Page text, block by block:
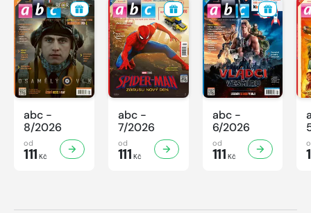
abc -
8/2026
od
111 Kč
abc -
7/2026
od
111 Kč
abc -
6/2026
od
111 Kč